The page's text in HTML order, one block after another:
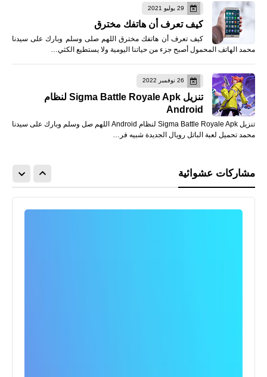
29 يوليو 2021
كيف تعرف أن هاتفك مخترق
كيف تعرف أن هاتفك مخترق اللهم صلى وسلم وبارك على سيدنا
محمد الهاتف المحمول أصبح جزء من حياتنا اليومية ولا يستطيع الكثي…
26 نوفمبر 2022
تنزيل Sigma Battle Royale Apk لنظام
Android
تنزيل Sigma Battle Royale Apk لنظام Android اللهم صل وسلم وبارك على سيدنا
محمد تحميل لعبة الباتل رويال الجديدة شبيه فر…
مشاركات عشوائية